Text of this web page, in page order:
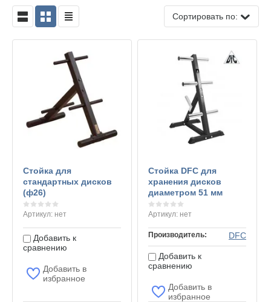
статьи
бренды
центр
Сортировать по:
Стойка для
стандартных дисков
(ф26)
Артикул: нет
Добавить к
сравнению
Добавить в
избранное
Стойка DFC для
хранения дисков
диаметром 51 мм
Артикул:нет
Производитель: DFC
Добавить к
сравнению
Добавить в
избранное